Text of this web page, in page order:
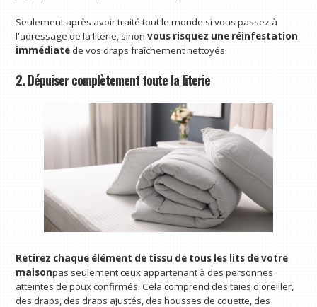
Seulement après avoir traité tout le monde si vous passez à
l'adressage de la literie, sinonvous risquez une réinfestation
immédiatede vos draps fraîchement nettoyés.
2. Dépuiser complètement toute la literie
Retirez chaque élément de tissu de tous les lits de votre
maisonpas seulement ceux appartenant à des personnes
atteintes de poux confirmés. Cela comprend des taies d'oreiller,
des draps, des draps ajustés, des housses de couette, des